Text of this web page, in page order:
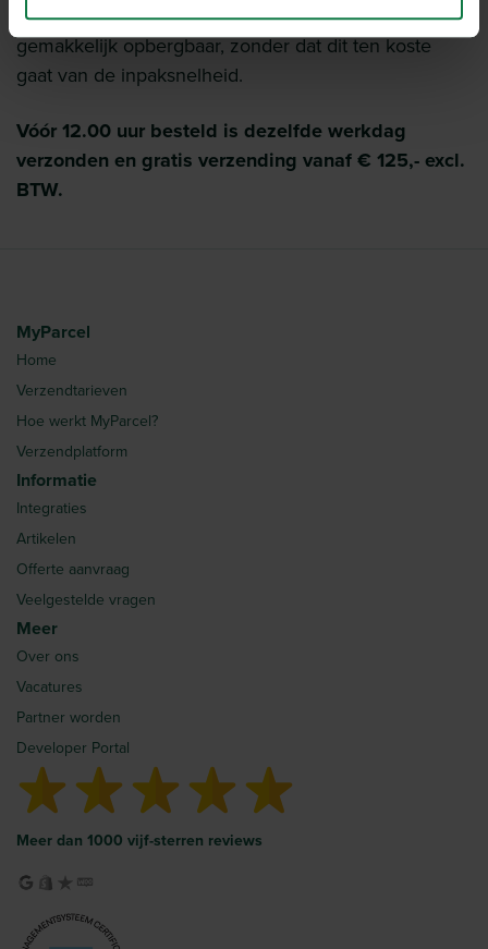
verzenddozen zijn door de ongevouwen aanlevering
gemakkelijk opbergbaar, zonder dat dit ten koste
gaat van de inpaksnelheid.
Vóór 12.00 uur besteld is dezelfde werkdag
verzonden en gratis verzending vanaf € 125,- excl.
BTW.
MyParcel
Home
Verzendtarieven
Hoe werkt MyParcel?
Verzendplatform
Informatie
Integraties
Artikelen
Offerte aanvraag
Veelgestelde vragen
Meer
Over ons
Vacatures
Partner worden
Developer Portal
Meer dan 1000 vijf-sterren reviews